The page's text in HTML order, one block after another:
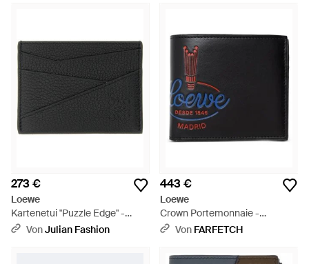
273 €
Loewe
Kartenetui "Puzzle Edge" -
Schwarz
VonJulian Fashion
443 €
Loewe
Crown Portemonnaie -
Schwarz
Von FARFETCH